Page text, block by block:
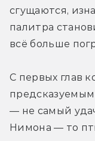
сгущаются,
палитра
всё больше
C первых глав
— не самый
Нимона — то